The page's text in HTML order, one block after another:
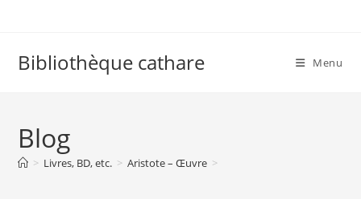
Bibliothèque cathare Menu
Blog
> Livres, BD, etc. > Aristote – Œuvre >